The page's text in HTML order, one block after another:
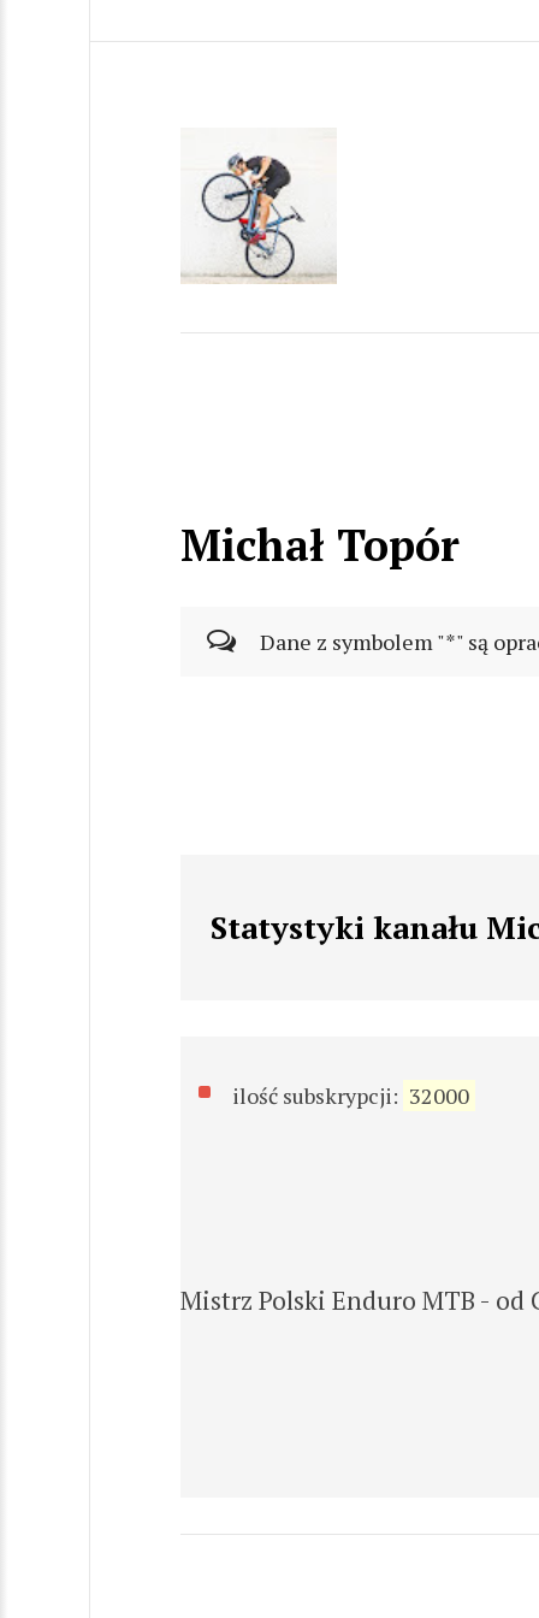
Michał Topór
Dane z symbolem "*" są
Statystyki kanału
ilość subskrypcji: 32000
Mistrz Polski Enduro MTB - od